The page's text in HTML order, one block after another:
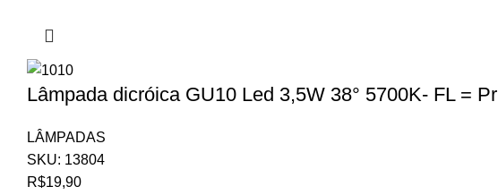
Lâmpada dicróica GU10 Led 3,5W 38° 5700K- FL = Pr
LÂMPADAS
SKU: 13804
R$19,90